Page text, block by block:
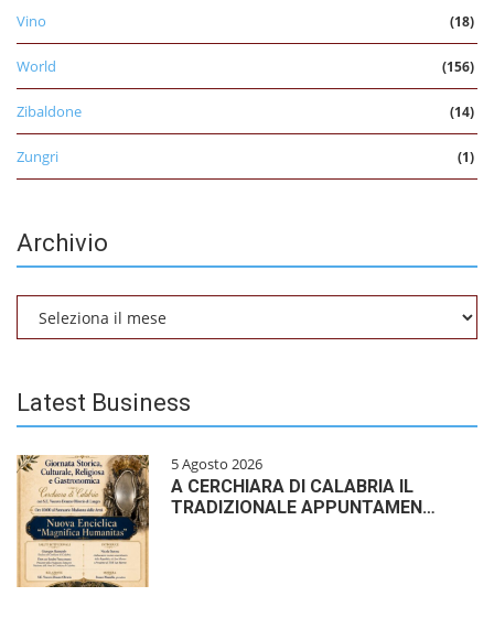
Vino (18)
World (156)
Zibaldone (14)
Zungri (1)
Archivio
Latest Business
5 Agosto 2026
A CERCHIARA DI CALABRIA IL
TRADIZIONALE APPUNTAMEN…